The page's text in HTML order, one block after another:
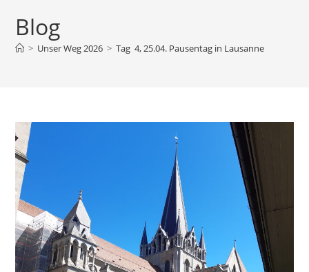
Blog
> Unser Weg 2026 > Tag 4, 25.04. Pausentag in Lausanne